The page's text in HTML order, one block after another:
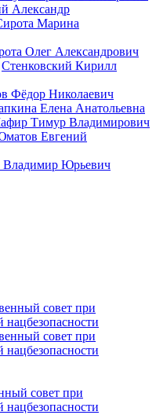
Александр
Марина
Олег Александрович
Стенковский Кирилл
Фёдор Николаевич
Елена Анатольевна
Тимур Владимирович
Евгений
Владимир Юрьевич
совет при
нацбезопасности